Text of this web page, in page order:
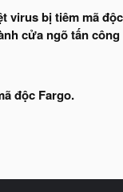
virus bị tiêm mã
cửa ngõ tấn công
độc Fargo.